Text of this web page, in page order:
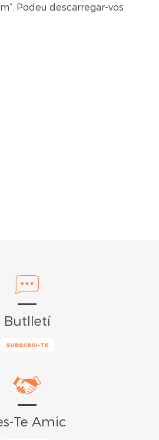
Podeu descarregar-vos
Butlletí
SUBSCRIU-TE
Te Amic